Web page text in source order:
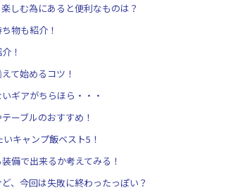
しむ為にあると便利なものは？
物も紹介！
！
て始めるコツ！
ギアがちらほら・・・
ーブルのおすすめ！
キャンプ飯ベスト5！
備で出来るか考えてみる！
、今回は失敗に終わったっぽい？